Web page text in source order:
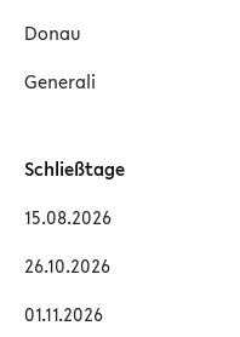
Donau
Generali
Schließtage
15.08.2026
26.10.2026
01.11.2026